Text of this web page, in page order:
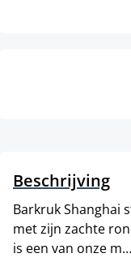
Beschrijving
Barkruk Shanghai
met zijn zachte
is een van onze m…